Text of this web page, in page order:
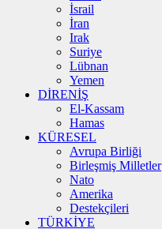
İsrail
İran
Irak
Suriye
Lübnan
Yemen
DİRENİŞ
El-Kassam
Hamas
KÜRESEL
Avrupa Birliği
Birleşmiş Milletler
Nato
Amerika
Destekçileri
TÜRKİYE